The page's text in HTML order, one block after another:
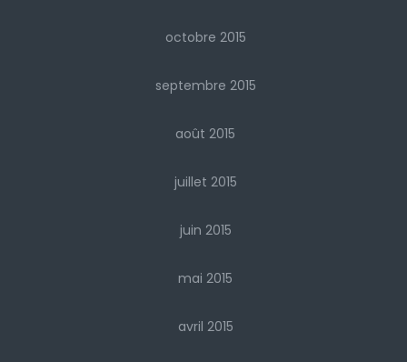
octobre 2015
septembre 2015
août 2015
juillet 2015
juin 2015
mai 2015
avril 2015